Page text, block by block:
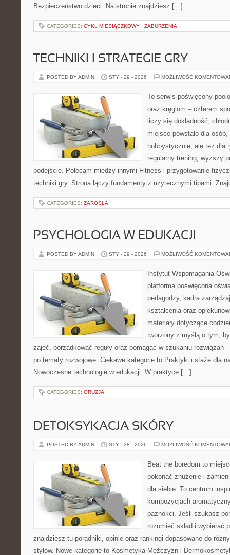
Bezpieczeństwo dzieci. Na stronie znajdziesz […]
CATEGORIES: CYKL MIESIĄCZKOWY I ZABURZENIA
TECHNIKI I STRATEGIE GRY
POSTED BY ADMIN STY - 29 - 2026 MOŻLIWOŚĆ
To serwis poświęcony
oraz kręglom – czterem
liczy się dokładność,
miejsce powstało dla
hobbystycznie, ale też dla
regularny trening, wyższy
podejście. Polecam między innymi Fitness i przygotowanie
techniki gry. Strona łączy fundamenty z użytecznymi tipami.
CATEGORIES: ZAROSLA
PSYCHOLOGIA W EDUKACJI
POSTED BY ADMIN STY - 29 - 2026 MOŻLIWOŚĆ
Instytut Wspomagania
platforma poświęcona
pedagodzy, kadra
kształcenia oraz
materiały dotyczące
tworzony z myślą o tym,
zajęć, porządkować reguły oraz pomagać w szukaniu rozwiązań
po tematy rozwojowe. Ciekawe kategorie to Praktyki i staże dla
Nowoczesne technologie w edukacji. W praktyce […]
CATEGORIES: GRUZJA
DETOKSYKACJA SKÓRY
POSTED BY ADMIN STY - 28 - 2026 MOŻLIWOŚĆ
Beat the boredom to
pokonać znużenie i
dla siebie. To centrum
kompozycjach
paznokci. Jeśli szukasz
rozumieć skład i wybierać
znajdziesz tu poradniki, opinie oraz rankingi dopasowane do
stylów. Nowe kategorie to Kosmetyka Mężczyzn i